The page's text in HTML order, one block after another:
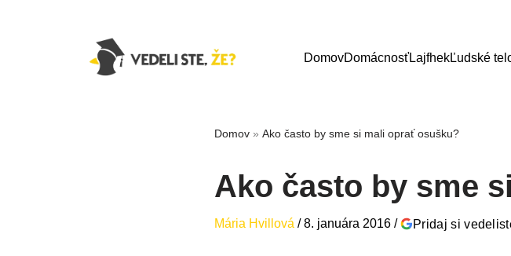
DomovDomácnosťLajfhekĽudské
Domov » Ako často by sme si mali oprať osušku?
Ako často by sme
Mária Hvillová /8. januára 2016 / Pridaj si